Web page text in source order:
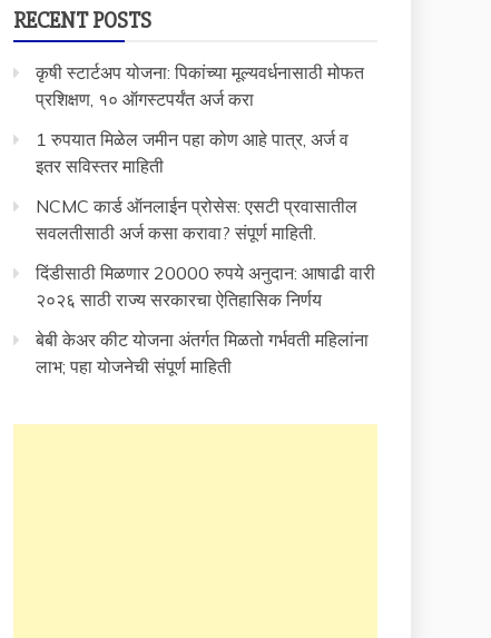
RECENT POSTS
कृषी स्टार्टअप योजना: पिकांच्या मूल्यवर्धनासाठी मोफत
प्रशिक्षण, १० ऑगस्टपर्यंत अर्ज करा
1 रुपयात मिळेल जमीन पहा कोण आहे पात्र, अर्ज व
इतर सविस्तर माहिती
NCMC कार्ड ऑनलाईन प्रोसेस: एसटी प्रवासातील
सवलतीसाठी अर्ज कसा करावा? संपूर्ण माहिती.
दिंडीसाठी मिळणार 20000 रुपये अनुदान: आषाढी वारी
२०२६ साठी राज्य सरकारचा ऐतिहासिक निर्णय
बेबी केअर कीट योजना अंतर्गत मिळतो गर्भवती महिलांना
लाभ; पहा योजनेची संपूर्ण माहिती